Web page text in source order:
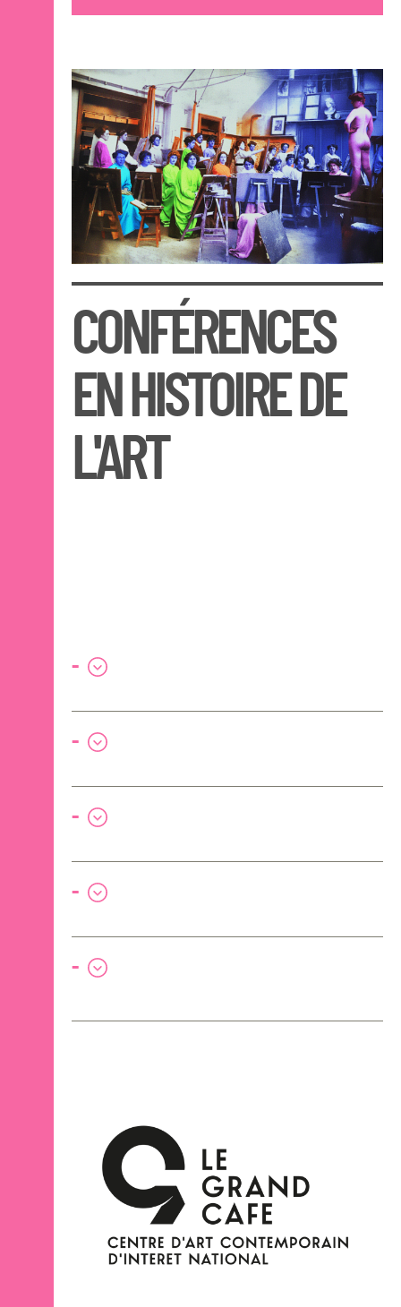
Cours publics Nantes
Éducation artistique et
culturelle
Programme histoire de
l'art et arts plastiques
Cours publics Saint-
Nazaire
Éducation artistique et
culturelle
La Cité du dessin
OPEN SCHOOL
CONTACTS
CONFÉRENCES
EN HISTOIRE DE
L'ART
-
-
-
-
-